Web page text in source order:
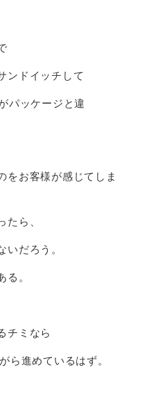
ンドイッチして
パッケージと違
をお客様が感じてしま
ら、
だろう。
。
チミなら
ら進めているはず。